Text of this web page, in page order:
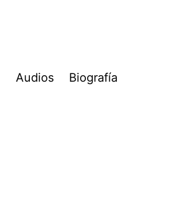
Abrir
Audios Biografía